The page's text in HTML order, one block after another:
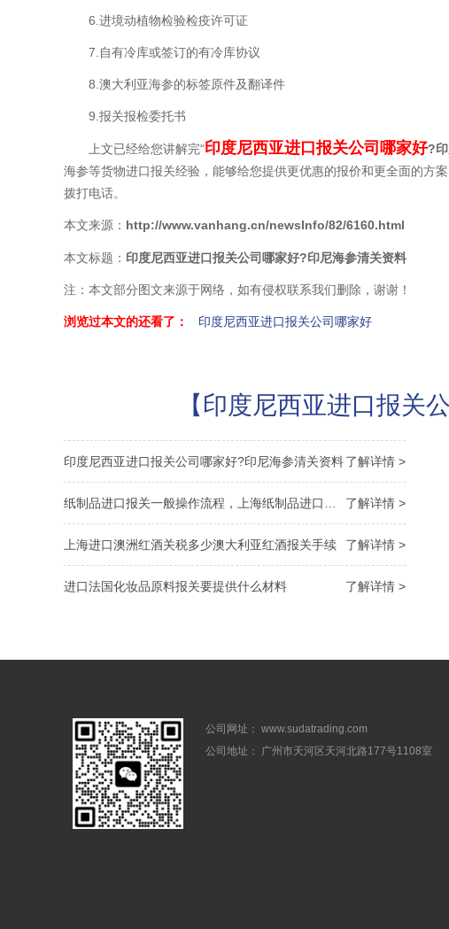
6.进境动植物检验检疫许可证
7.自有冷库或签订的有冷库协议
8.澳大利亚海参的标签原件及翻译件
9.报关报检委托书
上文已经给您讲解完“印度尼西亚进口报关公司哪家好?
海参等货物进口报关经验，能够给您提供更优惠的报价和更全面的方
拨打电话。
本文来源： http://www.vanhang.cn/newsInfo/82/6160.html
本文标题： 印度尼西亚进口报关公司哪家好?印尼海参清关资料
注：本文部分图文来源于网络，如有侵权联系我们删除，谢谢！
浏览过本文的还看了： 印度尼西亚进口报关公司哪家好
【印度尼西亚进口报关
了解详情 >
印度尼西亚进口报关公司哪家好?印尼海参清关资料
了解详情 >
纸制品进口报关一般操作流程，上海纸制品进口报关公司解析
了解详情 >
上海进口澳洲红酒关税多少澳大利亚红酒报关手续
了解详情 >
进口法国化妆品原料报关要提供什么材料
公司网址： www.sudatrading.com
公司地址： 广州市天河区天河北路177号1108室